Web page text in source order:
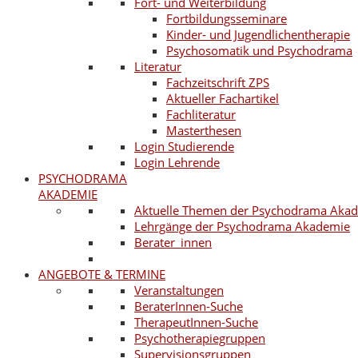
Fortbildungsseminare
Kinder- und Jugendlichentherapie
Psychosomatik und Psychodrama
Literatur
Fachzeitschrift ZPS
Aktueller Fachartikel
Fachliteratur
Masterthesen
Login Studierende
Login Lehrende
PSYCHODRAMA
AKADEMIE
Aktuelle Themen der Psychodrama
Lehrgänge der Psychodrama Akademie
Berater_innen
ANGEBOTE & TERMINE
Veranstaltungen
BeraterInnen-Suche
TherapeutInnen-Suche
Psychotherapiegruppen
Supervisionsgruppen